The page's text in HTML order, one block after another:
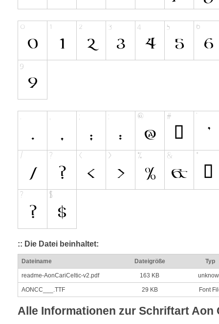
:: Die Datei beinhaltet:
Dateiname Dateigröße Typ
readme-AonCariCeltic-v2.pdf 163 KB
AONCC___.TTF 29 KB Font
Alle Informationen zur Schriftart Aon